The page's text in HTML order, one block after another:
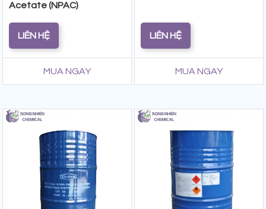
Acetate (NPAC)
LIÊN HỆ
MUA NGAY
LIÊN HỆ
MUA NGAY